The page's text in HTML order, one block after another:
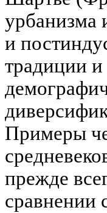
урбанизма
и
традиции
Примеры
прежде
сравнении